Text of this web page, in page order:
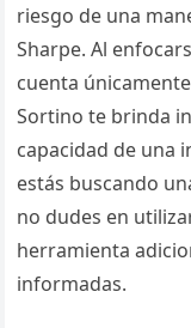
riesgo de una
Sharpe. Al
cuenta
Sortino te brinda
capacidad de una
estás buscando
no dudes en
herramienta
informadas.